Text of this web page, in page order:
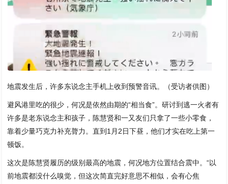
地震发生后，许多东说念主手机上收到预警音讯。（受访者供图）
避风港里吃的很少，何况是依然由期的“相当食”。研讨到逃一火者有
许多是老东说念主和孩子，陈慧贤和一又友们只拿了一些小零食，
靠着少量巧克力补充膂力。直到1月2日下昼，他们才实在吃上第一
顿饭。
这次是陈慧贤履历的级别最高的地震，何况地方位置结合震中。“以
前地震都没什么嗅觉，但这次简直完好意思不相似，会有心焦